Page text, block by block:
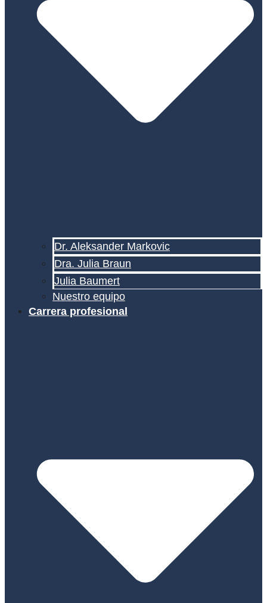
Dr. Aleksander Markovic
Dra. Julia Braun
Julia Baumert
Nuestro equipo
Carrera profesional